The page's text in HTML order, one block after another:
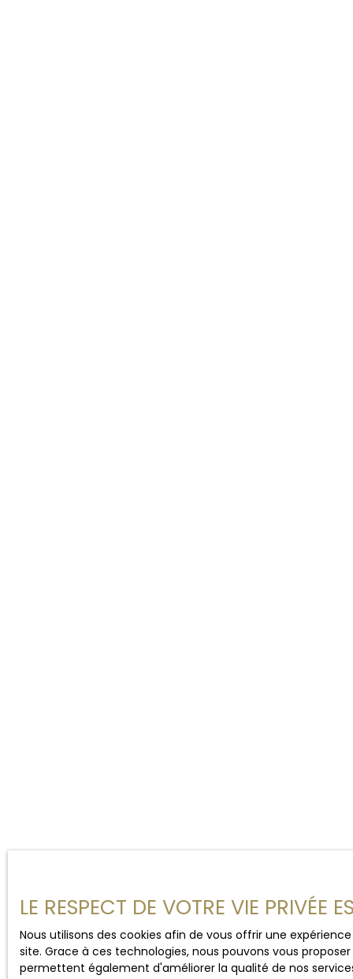
LE RESPECT DE VOTRE VIE PRIVÉE
Nous utilisons des cookies afin de vous offrir une
site. Grace à ces technologies, nous pouvons vous
permettent également d'améliorer la qualité de nos